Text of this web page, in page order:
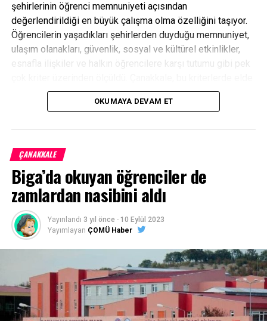
şehirlerinin öğrenci memnuniyeti açısından
değerlendirildiği en büyük çalışma olma özelliğini taşıyor.
Öğrencilerin yaşadıkları şehirlerden duyduğu memnuniyet,
ulaşım olanakları, güvenlik, sosyal ve kültürel etkinlikler,
esnafla ilişkiler ve halkın öğrencilere karşı tutumu gibi pek
ettiği yüksek memnuniyet düzeyiyle A+ seviyesinde yer
Facebook
Mastodon
EmailShare
OKUMAYA DEVAM ET
ÇANAKKALE
Biga’da okuyan öğrenciler de
zamlardan nasibini aldı
Yayınlandı 3 yıl önce - 10 Eylül 2023
Yayımlayan ÇOMÜ Haber